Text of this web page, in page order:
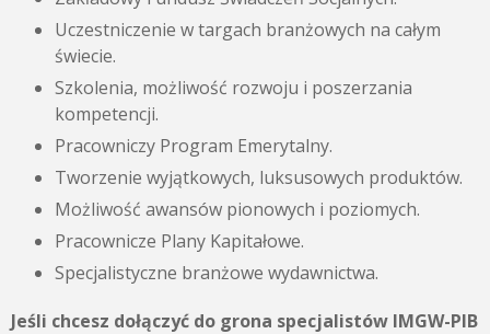
Uczestniczenie w targach branżowych na całym
świecie.
Szkolenia, możliwość rozwoju i poszerzania
kompetencji.
Pracowniczy Program Emerytalny.
Tworzenie wyjątkowych, luksusowych produktów.
Możliwość awansów pionowych i poziomych.
Pracownicze Plany Kapitałowe.
Specjalistyczne branżowe wydawnictwa.
Jeśli chcesz dołączyć do grona specjalistów IMGW-PIB